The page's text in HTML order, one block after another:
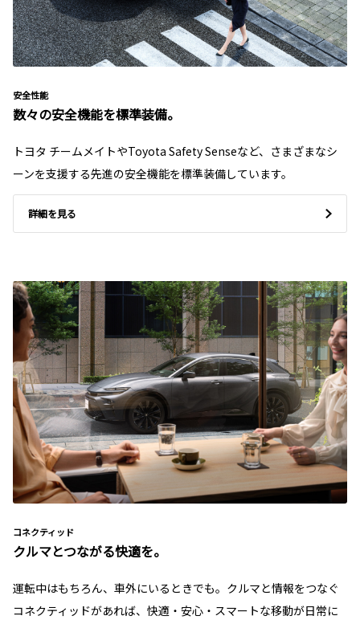
安全性能
数々の安全機能を標準装備。
トヨタ チームメイトやToyota Safety Senseなど、さまざまなシ
ーンを支援する先進の安全機能を標準装備しています。
詳細を見る
コネクティッド
クルマとつながる快適を。
運転中はもちろん、車外にいるときでも。クルマと情報をつなぐ
コネクティッドがあれば、快適・安心・スマートな移動が日常に